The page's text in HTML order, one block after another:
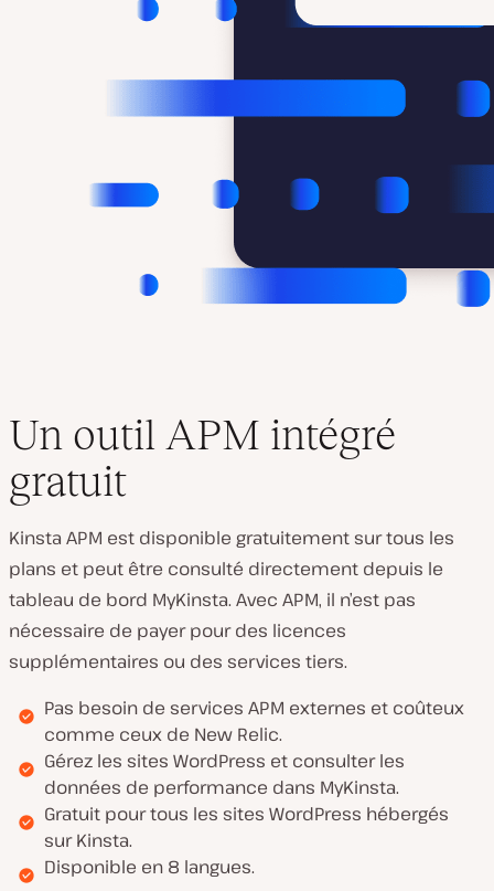
Un outil APM intégré
gratuit
Kinsta APM est disponible gratuitement sur tous les
plans et peut être consulté directement depuis le
tableau de bord MyKinsta. Avec APM, il n’est pas
nécessaire de payer pour des licences
supplémentaires ou des services tiers.
Pas besoin de services APM externes et coûteux
comme ceux de New Relic.
Gérez les sites WordPress et consulter les
données de performance dans MyKinsta.
Gratuit pour tous les sites WordPress hébergés
sur Kinsta.
Disponible en 8 langues.